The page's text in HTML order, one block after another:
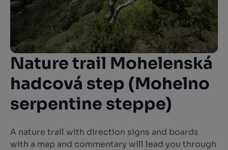
Nature trail Mohelenská
hadcová step (Mohelno
serpentine steppe)
A nature trail with direction signs and boards
with a map and commentary will lead you through